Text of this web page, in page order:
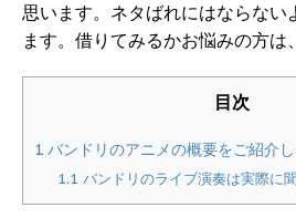
思います。ネタばれにはならない
ます。借りてみるかお悩みの方は
目次
1 バンドリのアニメの概要をご紹介し
1.1 バンドリのライブ演奏は実際に